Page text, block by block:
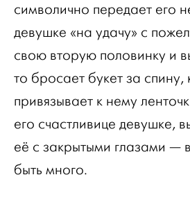
символично передает его
девушке «на удачу» с
свою вторую половинку и
то бросает букет за спину,
привязывает к нему
его счастливице девушке,
её с закрытыми глазами —
быть много.